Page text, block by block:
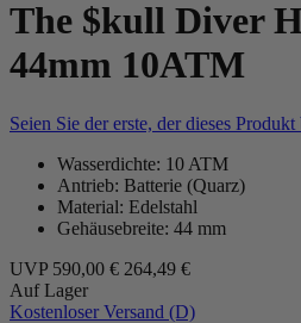
The $kull Diver
44mm 10ATM
Seien Sie der erste, der dieses
Wasserdichte: 10 ATM
Antrieb: Batterie (Quarz)
Material: Edelstahl
Gehäusebreite: 44 mm
UVP 590,00 € 264,49 €
Auf Lager
Kostenloser Versand (D)